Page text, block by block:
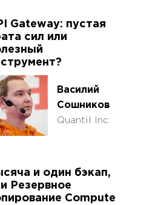
Gateway: пустая
сил или
Василий
Сошников
Quantil Inc.
и один бэкап,
Резервное
Compute